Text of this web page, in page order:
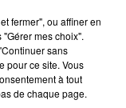
fermer", ou affiner en
mes choix".
sans
pour ce site. Vous
à tout
de chaque page.